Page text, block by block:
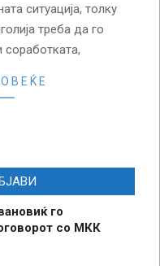
ситуација, толку
треба да го
соработката,
го
со МКК